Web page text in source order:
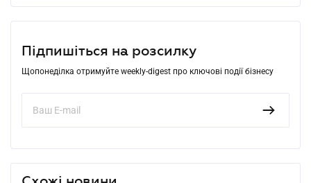
Підпишіться на розсилку
Щопонеділка отримуйте weekly-digest про ключові події бізнесу